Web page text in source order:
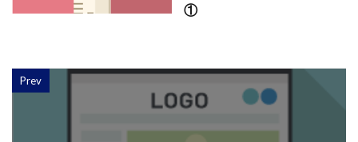
①
Prev